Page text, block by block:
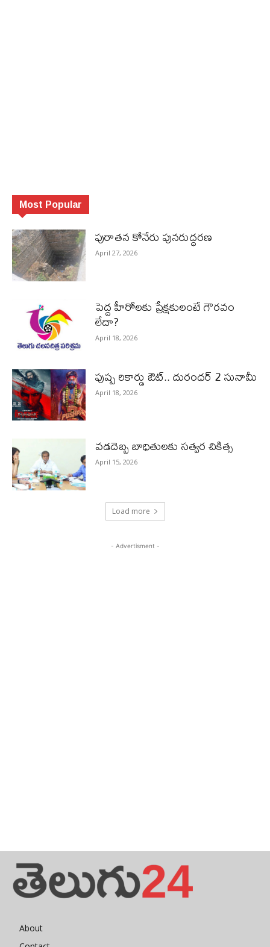
Most Popular
పురాత‌న కోనేరు పున‌రుద్ధ‌ర‌ణ
April 27, 2026
పెద్ద హీరోల‌కు ప్రేక్ష‌కులంటే గౌర‌వం
లేదా?
April 18, 2026
పుష్ప రికార్డు ఔట్‌.. దురంధ‌ర్ 2 సునామీ
April 18, 2026
వడదెబ్బ బాధితులకు సత్వర చికిత్స
April 15, 2026
Load more
- Advertisment -
About